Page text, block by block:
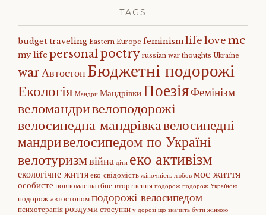
TAGS
budget traveling Eastern Europe feminismlife love me
my life personalpoetry russian war thoughts Ukraine
warАвтостопБюджетні подорожі
Екологія Мандри МандрівкиПоезіяФемінізм
веломандривелоподорожі
велосипедна мандрівкавелосипедні
мандривелосипедом по Україні
велотуризмвійна діти еко активізм
екологічне життяеко свідомість жіночність любов моє життя
особисте повномасшатбне вторгнення подорож подорож Україною
подорож автостопомподорожі велосипедом
психотерапіяроздумистосунки у дорозі що значить бути жінкою